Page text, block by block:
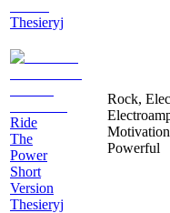
Thesieryj
Ride
The
Power
Short
Version
Thesieryj
Rock,
Powerful